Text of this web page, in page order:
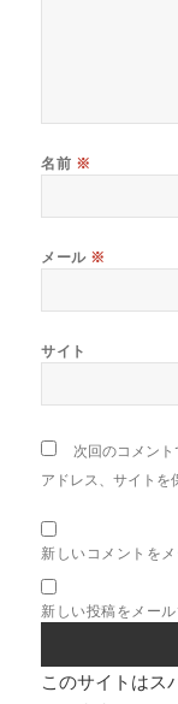
名前 ※
メール ※
サイト
次回のコメン
アドレス、サイトを
新しいコメントを
新しい投稿をメー
このサイトはス